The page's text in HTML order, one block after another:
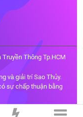
Thông Tp.HCM
và giải trí Sao Thủy.
sự chấp thuận bằng